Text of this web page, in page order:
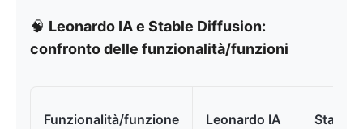
🧠 Leonardo IA e Stable Diffusion:
confronto delle funzionalità/funzioni
Funzionalità/funzione Leonardo IA Stable